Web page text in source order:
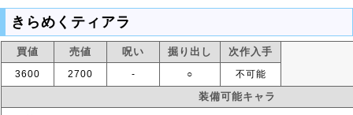
きらめくティアラ
買値 売値 呪い 掘り出し 次作入手
3600 2700 ‐ ○ 不可能
装備可能キャラ